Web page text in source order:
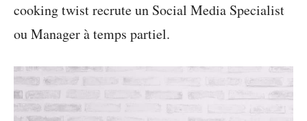
cooking twist recrute un Social Media Specialist
ou Manager à temps partiel.